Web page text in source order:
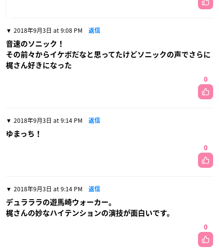
2018年9月3日 at 9:08 PM 返信
音速のソニック！
その前々からイケボだなと思ってたけどソニックの声でさらに
梶さん好きになった
0
2018年9月3日 at 9:14 PM 返信
ゆまっち！
0
2018年9月3日 at 9:14 PM 返信
デュラララの遊馬崎ウォーカー。
梶さんの妙なハイテンションの演技が面白いです。
0